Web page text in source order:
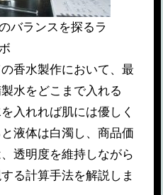
バランスを探るラ
香水製作において、最
水をどこまで入れる
入れれば肌には優しく
液体は白濁し、商品価
透明度を維持しながら
る計算手法を解説しま